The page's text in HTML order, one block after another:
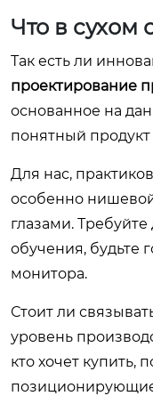
Что в сухом
Так есть ли
проектирование
основанное на
понятный
Для нас,
особенно
глазами.
обучения, будьте
монитора.
Стоит ли
уровень
кто хочет купить,